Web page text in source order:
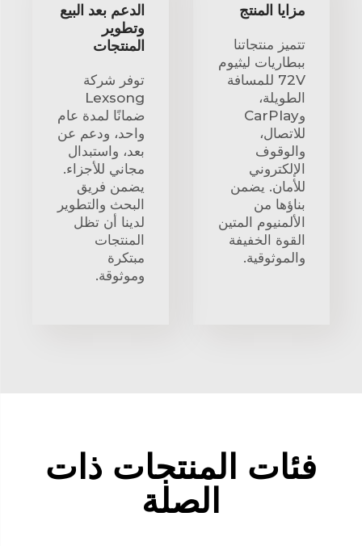
مزايا المنتج
تتميز منتجاتنا
ببطاريات ليثيوم
72V للمسافة
الطويلة،
وCarPlay
للاتصال،
والوقوف
الإلكتروني
للأمان. يضمن
بناؤها من
الألمنيوم المتين
القوة الخفيفة
والموثوقية.
الدعم بعد البيع
وتطوير
المنتجات
توفر شركة
Lexsong
ضمانًا لمدة عام
واحد، ودعم عن
بعد، واستبدال
مجاني للأجزاء.
يضمن فريق
البحث والتطوير
لدينا أن تظل
المنتجات
مبتكرة
وموثوقة.
فئات المنتجات ذات
الصلة